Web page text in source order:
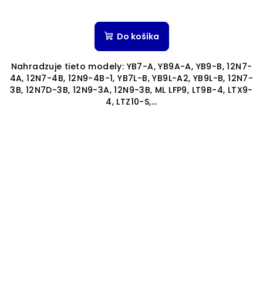
Do košíka
Nahradzuje tieto modely: YB7-A, YB9A-A, YB9-B, 12N7-
4A, 12N7-4B, 12N9-4B-1, YB7L-B, YB9L-A2, YB9L-B, 12N7-
3B, 12N7D-3B, 12N9-3A, 12N9-3B, ML LFP9, LT9B-4, LTX9-
4, LTZ10-S,...